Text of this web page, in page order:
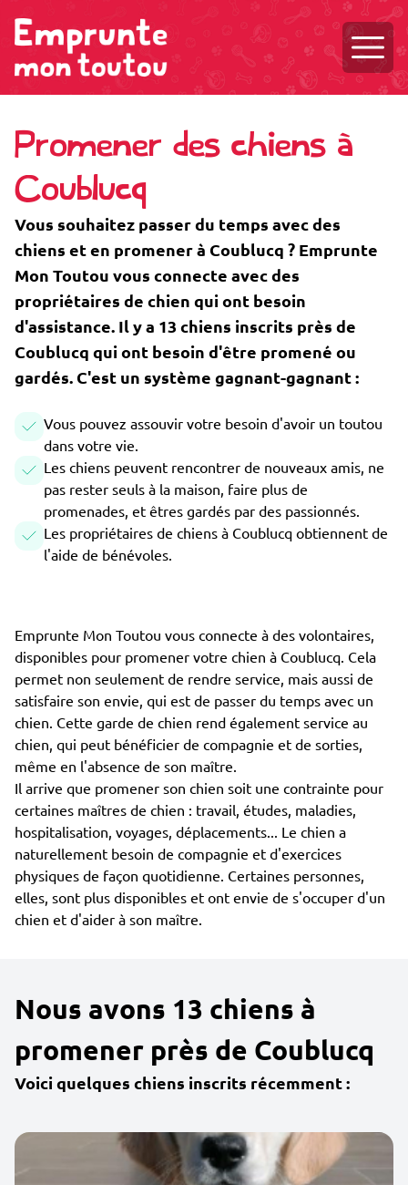
Promener des chiens à
Coublucq
Vous souhaitez passer du temps avec des
chiens et en promener à Coublucq ? Emprunte
Mon Toutou vous connecte avec des
propriétaires de chien qui ont besoin
d'assistance. Il y a 13 chiens inscrits près de
Coublucq qui ont besoin d'être promené ou
gardés. C'est un système gagnant-gagnant :
Vous pouvez assouvir votre besoin d'avoir un toutou
dans votre vie.
Les chiens peuvent rencontrer de nouveaux amis, ne
pas rester seuls à la maison, faire plus de
promenades, et êtres gardés par des passionnés.
Les propriétaires de chiens à Coublucq obtiennent de
l'aide de bénévoles.
Emprunte Mon Toutou vous connecte à des volontaires,
disponibles pour promener votre chien à Coublucq. Cela
permet non seulement de rendre service, mais aussi de
satisfaire son envie, qui est de passer du temps avec un
chien. Cette garde de chien rend également service au
chien, qui peut bénéficier de compagnie et de sorties,
même en l'absence de son maître.
Il arrive que promener son chien soit une contrainte pour
certaines maîtres de chien : travail, études, maladies,
hospitalisation, voyages, déplacements... Le chien a
naturellement besoin de compagnie et d'exercices
physiques de façon quotidienne. Certaines personnes,
elles, sont plus disponibles et ont envie de s'occuper d'un
chien et d'aider à son maître.
Nous avons 13 chiens à
promener près de Coublucq
Voici quelques chiens inscrits récemment :